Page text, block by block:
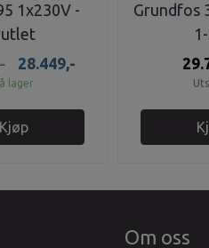
1x230V -
28.449,-
lager
Kjøp
Grundfos
Om oss